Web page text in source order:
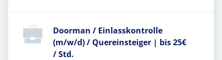
Doorman / Einlasskontrolle
(m/w/d) / Quereinsteiger | bis 25€
/ Std.